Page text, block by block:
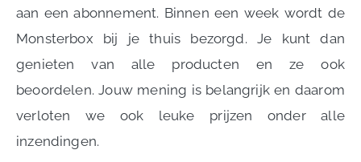
aan een abonnement. Binnen een week wordt de
Monsterbox bij je thuis bezorgd. Je kunt dan
genieten van alle producten en ze ook
beoordelen. Jouw mening is belangrijk en daarom
verloten we ook leuke prijzen onder alle
inzendingen.